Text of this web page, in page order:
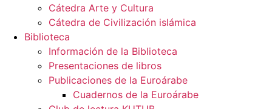
Cátedra Arte y Cultura
Cátedra de Civilización islámica
Biblioteca
Información de la Biblioteca
Presentaciones de libros
Publicaciones de la Euroárabe
Cuadernos de la Euroárabe